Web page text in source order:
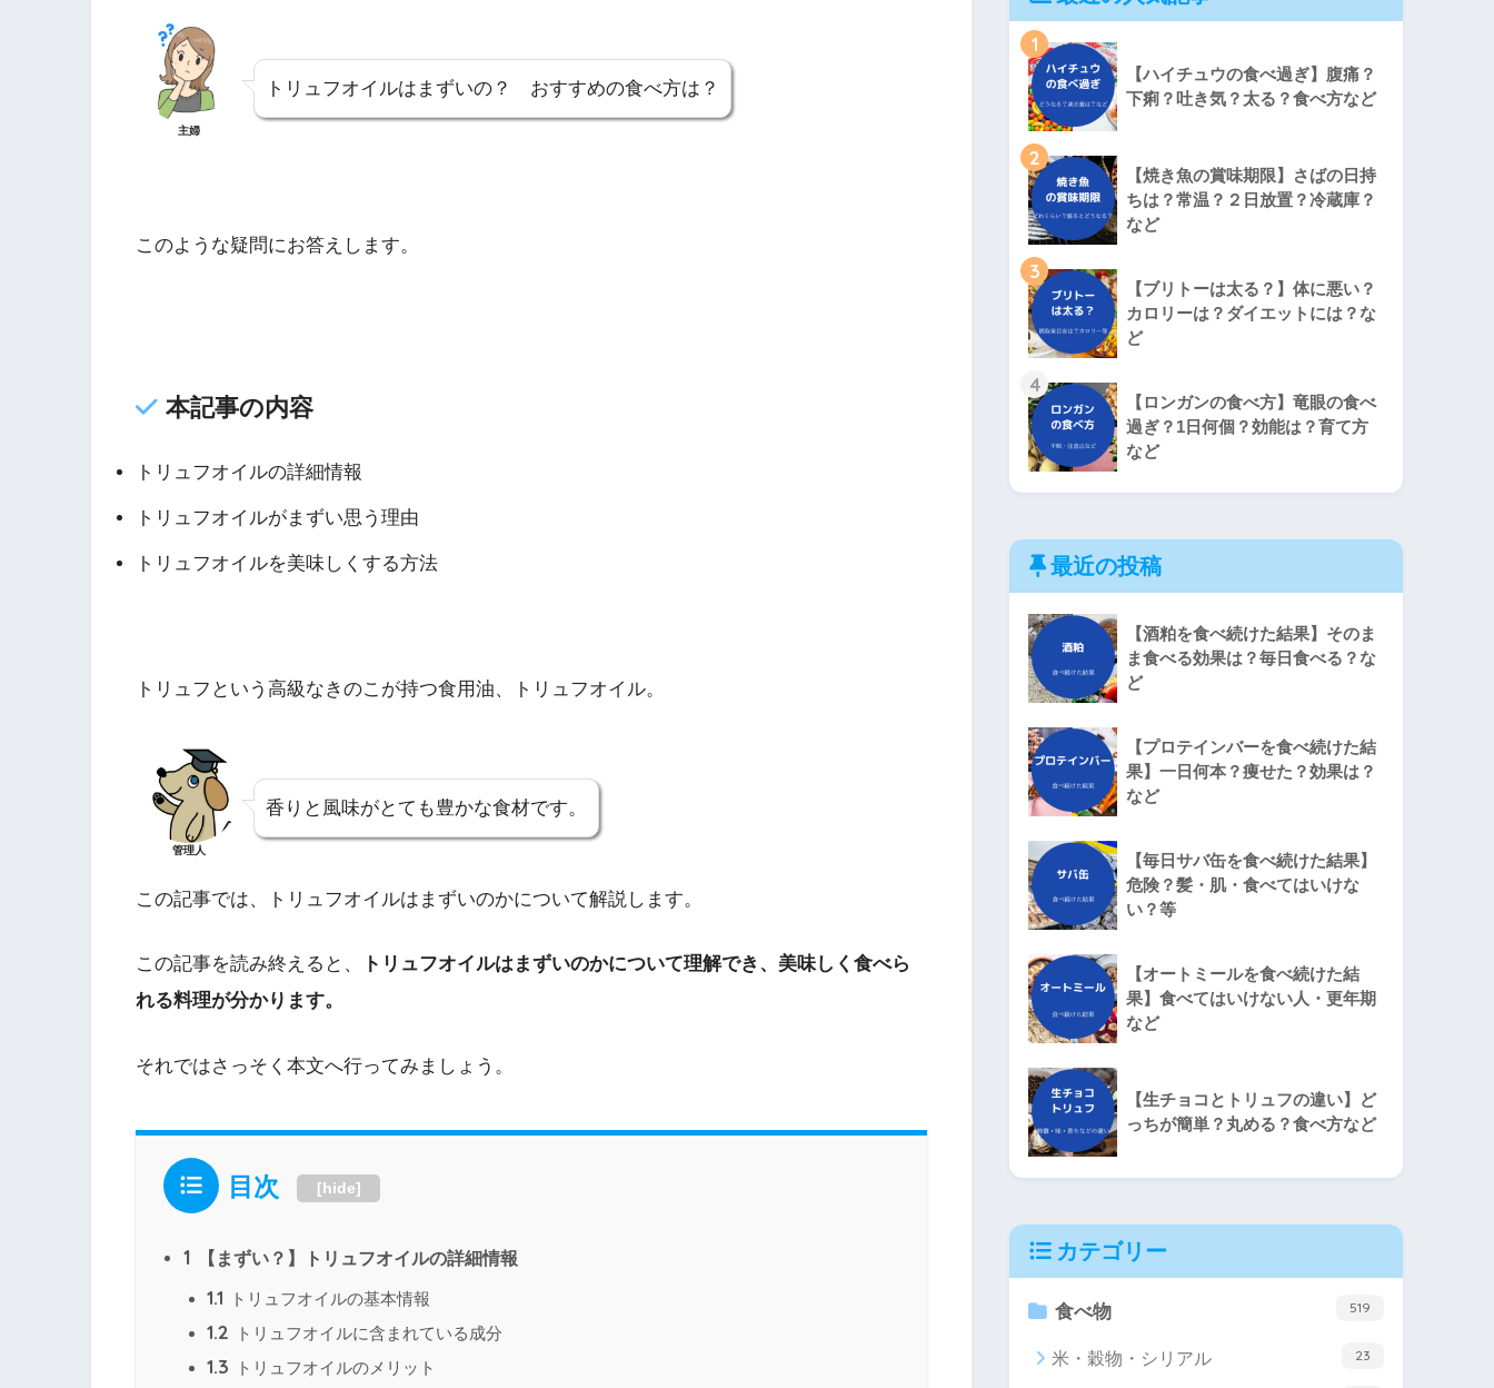
主婦
トリュフオイルはまずいの？ おすすめの食べ方は？
このような疑問にお答えします。
本記事の内容
トリュフオイルの詳細情報
トリュフオイルがまずい思う理由
トリュフオイルを美味しくする方法
トリュフという高級なきのこが持つ食用油、トリュフオイル。
管理人
香りと風味がとても豊かな食材です。
この記事では、トリュフオイルはまずいのかについて解説します。
この記事を読み終えると、
トリュフオイルはまずいのかについて理解でき、美味しく食べら
れる料理が分かります。
それではさっそく本文へ行ってみましょう。
目次 [hide]
1 【まずい？】トリュフオイルの詳細情報
1.1 トリュフオイルの基本情報
1.2 トリュフオイルに含まれている成分
1.3 トリュフオイルのメリット
1
【ハイチュウの食べ過ぎ】腹痛？
下痢？吐き気？太る？食べ方など
2
【焼き魚の賞味期限】さばの日持
ちは？常温？２日放置？冷蔵庫？
など
3
【ブリトーは太る？】体に悪い？
カロリーは？ダイエットには？な
ど
4
【ロンガンの食べ方】竜眼の食べ
過ぎ？1日何個？効能は？育て方
など
最近の投稿
【酒粕を食べ続けた結果】そのま
ま食べる効果は？毎日食べる？な
ど
【プロテインバーを食べ続けた結
果】一日何本？痩せた？効果は？
など
【毎日サバ缶を食べ続けた結果】
危険？髪・肌・食べてはいけな
い？等
【オートミールを食べ続けた結
果】食べてはいけない人・更年期
など
【生チョコとトリュフの違い】ど
っちが簡単？丸める？食べ方など
カテゴリー
食べ物 519
米・穀物・シリアル 23